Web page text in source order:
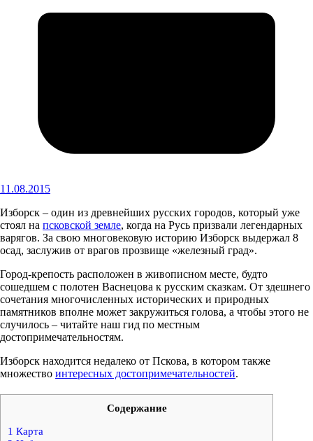
11.08.2015
Изборск – один из древнейших русских городов, который уже
стоял на псковской земле, когда на Русь призвали легендарных
варягов. За свою многовековую историю Изборск выдержал 8
осад, заслужив от врагов прозвище «железный град».
Город-крепость расположен в живописном месте, будто
сошедшем с полотен Васнецова к русским сказкам. От здешнего
сочетания многочисленных исторических и природных
памятников вполне может закружиться голова, а чтобы этого не
случилось – читайте наш гид по местным
достопримечательностям.
Изборск находится недалеко от Пскова, в котором также
множество интересных достопримечательностей.
Содержание
1 Карта